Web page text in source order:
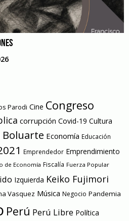
Parodi Cine Congreso
corrupción Covid-19 Cultura
Boluarte Economía Educación
Emprendedor Emprendimiento
de Economía Fiscalía Fuerza Popular
Izquierda Keiko Fujimori
Vasquez Música Negocio Pandemia
Perú Perú Libre Política